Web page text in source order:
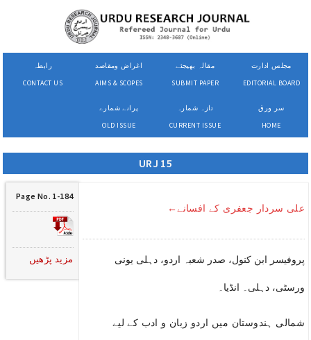
رابطہ
CONTACT US
اغراض ومقاصد
AIMS & SCOPES
مقالہ بھیجئے
SUBMIT PAPER
مجلس ادارت
EDITORIAL BOARD
پرانے شمارے
OLD ISSUE
تازہ شمارہ
CURRENT ISSUE
سر ورق
HOME
URJ 15
علی سردار جعفری کے افسانے←
پروفیسر ابن کنول، صدر شعبہ اردو، دہلی یونی
ورسٹی، دہلی۔ انڈیا۔
شمالی ہندوستان میں اردو زبان و ادب کے لیے
Page No. 1-184
مزید پڑھیں